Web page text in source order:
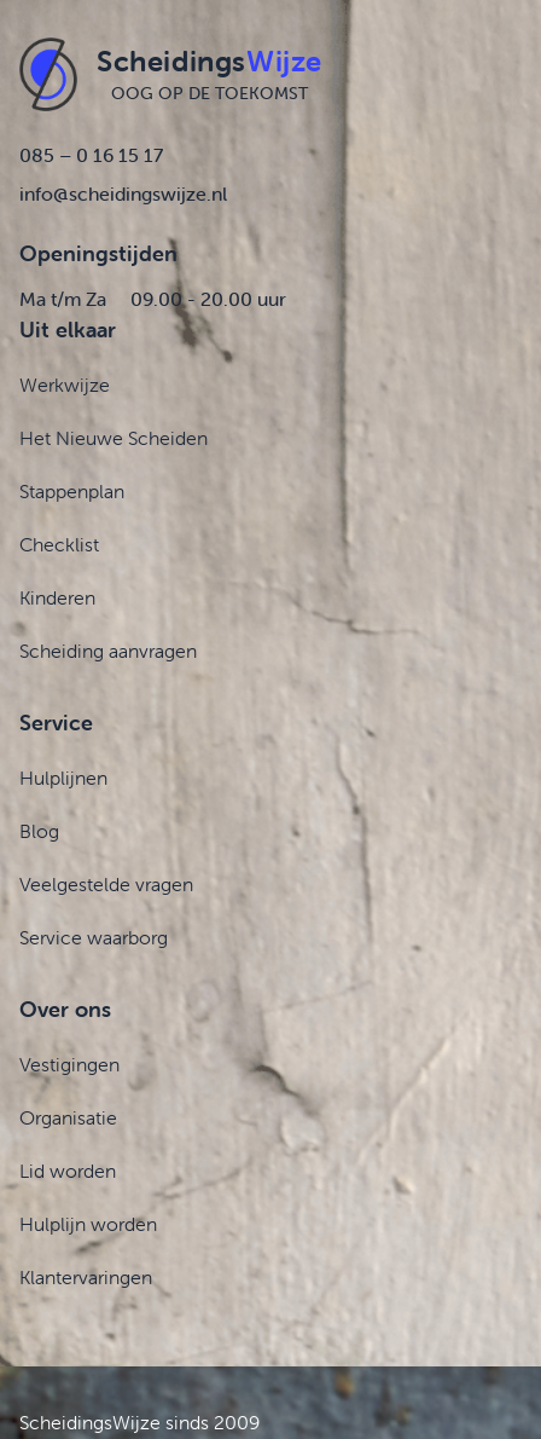
ScheidingsWijze
OOG OP DE TOEKOMST
085 – 0 16 15 17
info@scheidingswijze.nl
Openingstijden
Ma t/m Za 09.00 - 20.00 uur
Uit elkaar
Werkwijze
Het Nieuwe Scheiden
Stappenplan
Checklist
Kinderen
Scheiding aanvragen
Service
Hulplijnen
Blog
Veelgestelde vragen
Service waarborg
Over ons
Vestigingen
Organisatie
Lid worden
Hulplijn worden
Klantervaringen
ScheidingsWijze sinds 2009